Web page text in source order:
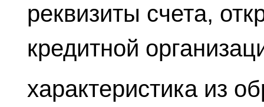
реквизиты счета,
кредитной
характеристика из